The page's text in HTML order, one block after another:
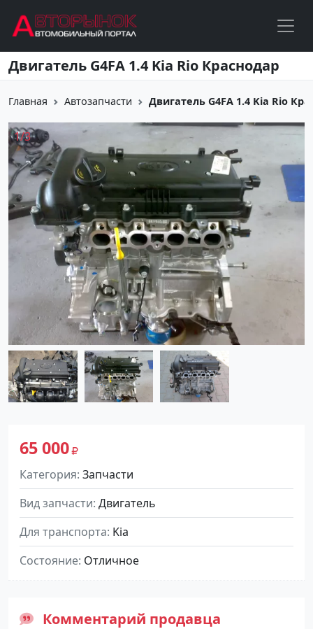
Перейти к основному содержанию
Двигатель G4FA 1.4 Kia Rio Краснодар
Главная Автозапчасти Двигатель G4FA 1.4 Kia Rio
65 000
Категория Запчасти
Вид запчасти Двигатель
Для транспорта Kia
Состояние Отличное
1/3
Комментарий продавца